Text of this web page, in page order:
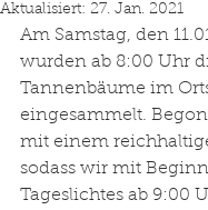
Aktualisiert: 27. Jan. 2021
Am Samstag, den
wurden ab 8:00 Uhr
Tannenbäume im
eingesammelt.
mit einem
sodass wir mit
Tageslichtes ab 9:00